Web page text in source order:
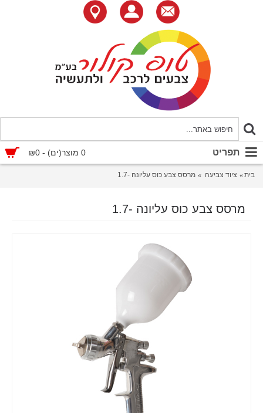
0 מוצר(ים) - ₪0 תפריט
בית ציוד צביעה מרסס צבע כוס עליונה -1.7
מרסס צבע כוס עליונה -1.7